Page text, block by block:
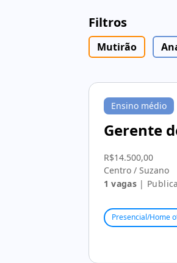
Filtros
Mutirão
Ensino médio
Gerente
R$14.500,00
Centro / Suzano
1 vagas |
Presencial/Home